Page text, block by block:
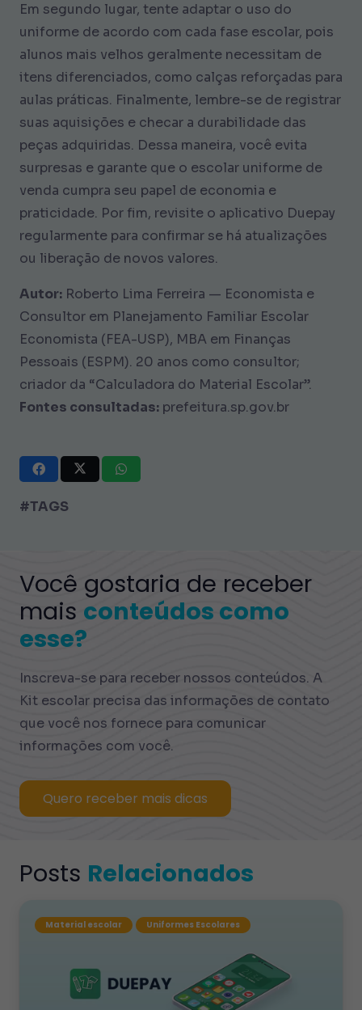
Em segundo lugar, tente adaptar o uso do
uniforme de acordo com cada fase escolar, pois
alunos mais velhos geralmente necessitam de
itens diferenciados, como calças reforçadas para
aulas práticas. Finalmente, lembre-se de registrar
suas aquisições e checar a durabilidade das
peças adquiridas. Dessa maneira, você evita
surpresas e garante que o escolar uniforme de
venda cumpra seu papel de economia e
praticidade. Por fim, revisite o aplicativo Duepay
regularmente para confirmar se há atualizações
ou liberação de novos valores.
Autor: Roberto Lima Ferreira — Economista e
Consultor em Planejamento Familiar Escolar
Economista (FEA-USP), MBA em Finanças
Pessoais (ESPM). 20 anos como consultor;
criador da “Calculadora do Material Escolar”.
Fontes consultadas: prefeitura.sp.gov.br
#TAGS
Você gostaria de receber
mais conteúdos como
esse?
Inscreva-se para receber nossos conteúdos. A
Kit escolar precisa das informações de contato
que você nos fornece para comunicar
informações com você.
Quero receber mais dicas
Posts Relacionados
Material escolar Uniformes Escolares